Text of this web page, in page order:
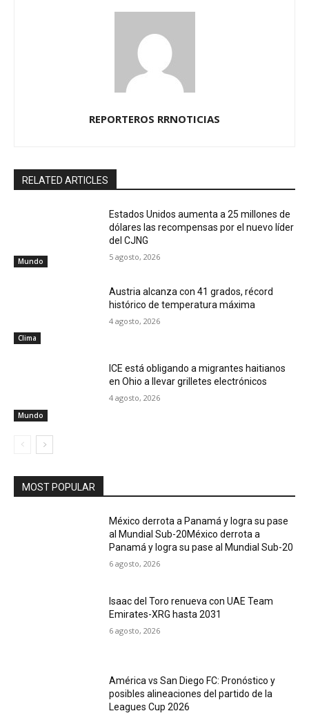
REPORTEROS RRNOTICIAS
RELATED ARTICLES
Mundo
Estados Unidos aumenta a 25 millones de
dólares las recompensas por el nuevo líder
del CJNG
5 agosto, 2026
Clima
Austria alcanza con 41 grados, récord
histórico de temperatura máxima
4 agosto, 2026
Mundo
ICE está obligando a migrantes haitianos
en Ohio a llevar grilletes electrónicos
4 agosto, 2026
MOST POPULAR
México derrota a Panamá y logra su pase
al Mundial Sub-20México derrota a
Panamá y logra su pase al Mundial Sub-20
6 agosto, 2026
Isaac del Toro renueva con UAE Team
Emirates-XRG hasta 2031
6 agosto, 2026
América vs San Diego FC: Pronóstico y
posibles alineaciones del partido de la
Leagues Cup 2026